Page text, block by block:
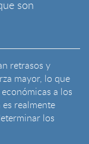
son
retrasos y
mayor, lo que
a los
es realmente
los